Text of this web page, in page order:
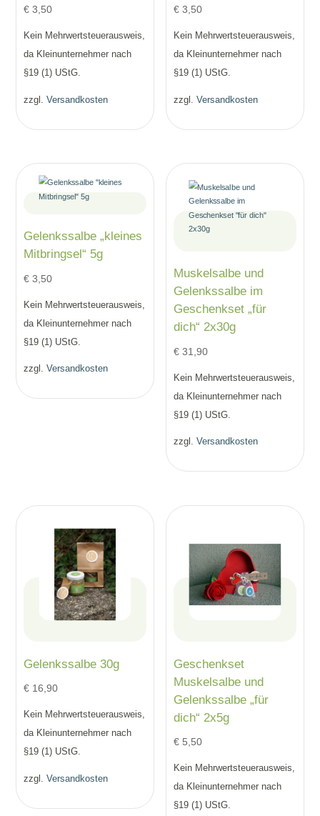
€ 3,50
Kein Mehrwertsteuerausweis,
da Kleinunternehmer nach
§19 (1) UStG.
zzgl.Versandkosten
€ 3,50
Kein Mehrwertsteuerausweis,
da Kleinunternehmer nach
§19 (1) UStG.
zzgl.Versandkosten
Gelenkssalbe „kleines
Mitbringsel“ 5g
€ 3,50
Kein Mehrwertsteuerausweis,
da Kleinunternehmer nach
§19 (1) UStG.
zzgl.Versandkosten
Muskelsalbe und
Gelenkssalbe im
Geschenkset „für
dich“ 2x30g
€ 31,90
Kein Mehrwertsteuerausweis,
da Kleinunternehmer nach
§19 (1) UStG.
zzgl.Versandkosten
Gelenkssalbe 30g
€ 16,90
Kein Mehrwertsteuerausweis,
da Kleinunternehmer nach
§19 (1) UStG.
zzgl.Versandkosten
Geschenkset
Muskelsalbe und
Gelenkssalbe „für
dich“ 2x5g
€ 5,50
Kein Mehrwertsteuerausweis,
da Kleinunternehmer nach
§19 (1) UStG.